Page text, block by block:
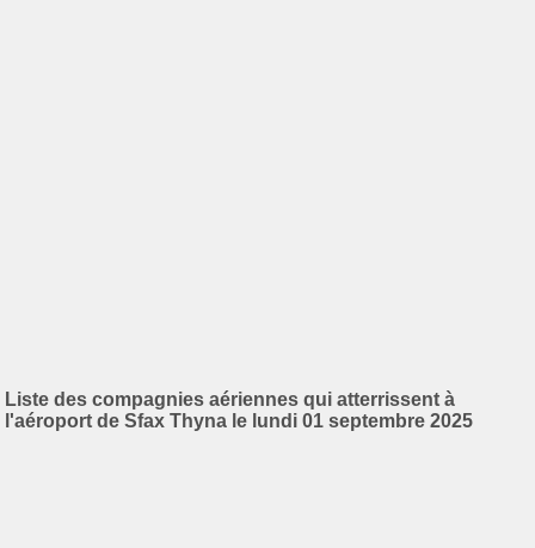
Liste des compagnies aériennes qui atterrissent à
l'aéroport de Sfax Thyna le lundi 01 septembre 2025